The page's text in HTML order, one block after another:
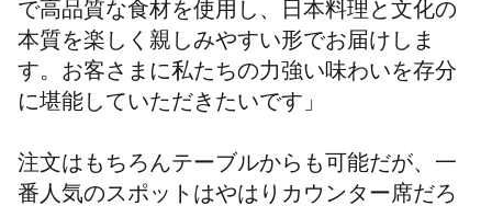
で高品質な食材を使用し、日本料理と文化の
本質を楽しく親しみやすい形でお届けしま
す。お客さまに私たちの力強い味わいを存分
に堪能していただきたいです 」
注文はもちろんテーブルからも可能だが、一
番人気のスポットはやはりカウンター席だろ